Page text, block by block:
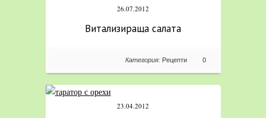
26.07.2012
Витализираща салата
0
Категория: Рецепти
23.04.2012